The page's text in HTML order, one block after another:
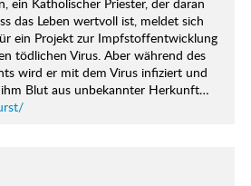
das Leben wertvoll ist, meldet sich
ein Projekt zur Impfstoffentwicklung
tödlichen Virus. Aber während des
wird er mit dem Virus infiziert und
Blut aus unbekannter Herkunft…